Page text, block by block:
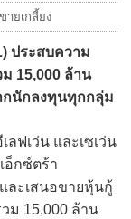
ายเกลี้ยง
ประสบความ
15,000 ล้าน
กนักลงทุนทุกกลุ่ม
ลฟเว่น และเซเว่น
อ็กซ์ตร้า
ละเสนอขายหุ้นกู้
ม 15,000 ล้าน